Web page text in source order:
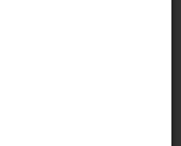
R Idler